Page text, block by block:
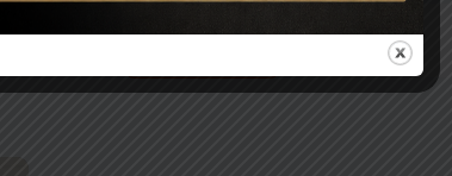
BMW Mercedes
4 véhicule(s)